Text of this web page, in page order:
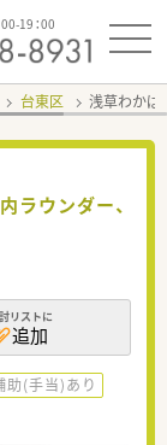
19：00
台東区 浅草わかば
ラウンダー、
リストに
追加
助(手当)あり